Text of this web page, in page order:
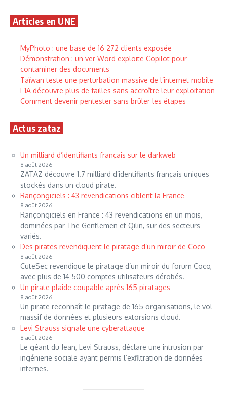
Articles en UNE
MyPhoto : une base de 16 272 clients exposée
Démonstration : un ver Word exploite Copilot pour
contaminer des documents
Taïwan teste une perturbation massive de l’internet mobile
L’IA découvre plus de failles sans accroître leur exploitation
Comment devenir pentester sans brûler les étapes
Actus zataz
Un milliard d’identifiants français sur le darkweb
8 août 2026
ZATAZ découvre 1.7 milliard d’identifiants français uniques
stockés dans un cloud pirate.
Rançongiciels : 43 revendications ciblent la France
8 août 2026
Rançongiciels en France : 43 revendications en un mois,
dominées par The Gentlemen et Qilin, sur des secteurs
variés.
Des pirates revendiquent le piratage d’un miroir de Coco
8 août 2026
CuteSec revendique le piratage d’un miroir du forum Coco,
avec plus de 14 500 comptes utilisateurs dérobés.
Un pirate plaide coupable après 165 piratages
8 août 2026
Un pirate reconnaît le piratage de 165 organisations, le vol
massif de données et plusieurs extorsions cloud.
Levi Strauss signale une cyberattaque
8 août 2026
Le géant du Jean, Levi Strauss, déclare une intrusion par
ingénierie sociale ayant permis l’exfiltration de données
internes.